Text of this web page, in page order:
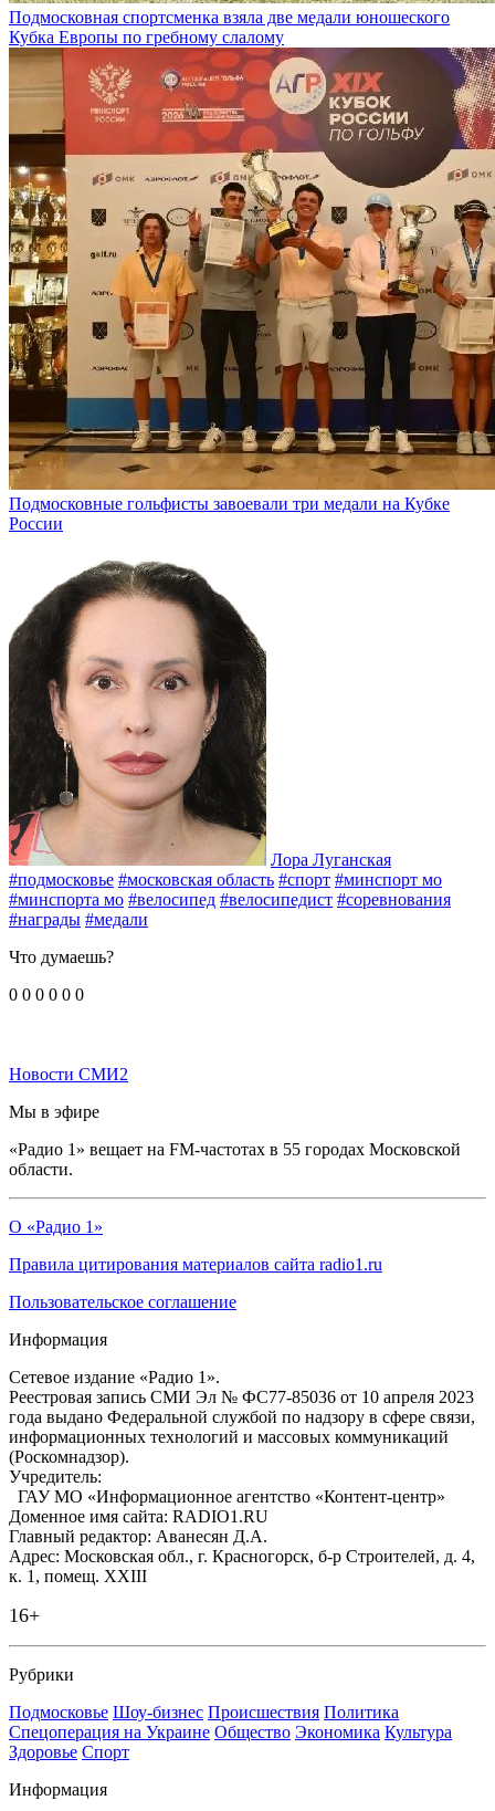
Подмосковная спортсменка взяла две медали юношеского
Кубка Европы по гребному слалому
Подмосковные гольфисты завоевали три медали на Кубке
России
Лора Луганская
#подмосковье #московская область #спорт #минспорт мо
#минспорта мо #велосипед #велосипедист #соревнования
#награды #медали
Что думаешь?
0 0 0 0 0 0
Новости СМИ2
Мы в эфире
«Радио 1» вещает на FM-частотах в 55 городах Московской
области.
О «Радио 1»
Правила цитирования материалов сайта radio1.ru
Пользовательское соглашение
Информация
Сетевое издание «Радио 1».
Реестровая запись СМИ Эл № ФС77-85036 от 10 апреля 2023
года выдано Федеральной службой по надзору в сфере связи,
информационных технологий и массовых коммуникаций
(Роскомнадзор).
Учредитель:
ГАУ МО «Информационное агентство «Контент-центр»
Доменное имя сайта: RADIO1.RU
Главный редактор: Аванесян Д.А.
Адрес: Московская обл., г. Красногорск, б-р Строителей, д. 4,
к. 1, помещ. XXIII
16+
Рубрики
Подмосковье Шоу-бизнес Происшествия Политика
Спецоперация на Украине Общество Экономика Культура
Здоровье Спорт
Информация